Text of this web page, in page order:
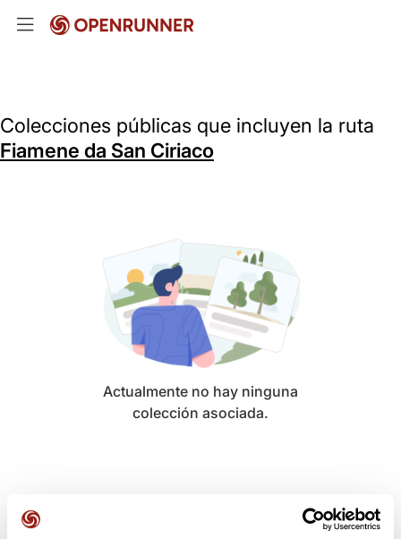
Colecciones públicas que incluyen la ruta
Fiamene da San Ciriaco
Actualmente no hay ninguna
colección asociada.